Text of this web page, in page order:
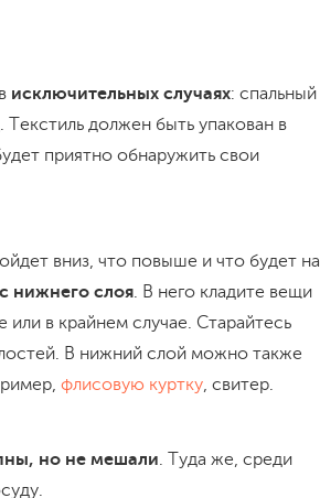
исключительных случаях: спальный
должен быть упакован в
приятно обнаружить свои
вниз, что повыше и что будет на
с нижнего слоя. В него кладите вещи
в крайнем случае. Старайтесь
В нижний слой можно также
флисовую куртку, свитер.
но не мешали. Туда же, среди